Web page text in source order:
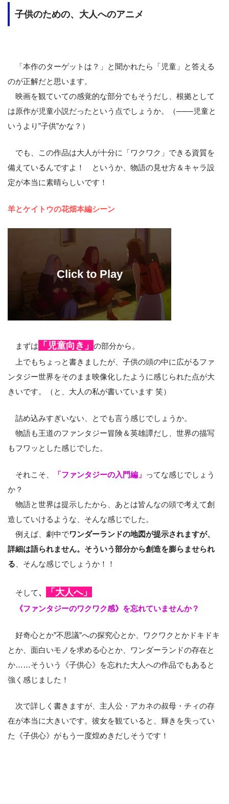
子供のための、大人へのアニメ
「本作のターゲットは？」と聞かれたら「児童」と答える
のが正解だと思います。
映画を観ていての感覚的な部分でもそうだし、根拠として
は原作が児童小説だったという点でしょうか。（───児童と
いうより”子供”かな？）
でも、この作品は大人が十分に「ワクワク」できる資質を
備えているんですよ！ というか、物語の見せ方＆キャラ設
定が本当に素晴らしいです！
羊とケイトウの花畑本編シーン
まずは 「児童向き」 の部分から。
上でもちょっと書きましたが、子供の頭の中に広がるファ
ンタジー世界をそのまま映像化したように感じられた点が大
きいです。（と、大人の私が書いています 笑）
詰め込みすぎいない、とでも言う感じでしょうか。
物語も王道のファンタジー冒険＆英雄譚だし、世界の描写
もフワッとした感じでした。
それこそ、 「ファンタジーの入門編」 ってな感じでしょう
か？
物語と世界は提示したから、あとは皆んなの頭で考えて創
造していけるような、そんな感じでした。
例えば、劇中でワンダーランドの地図が提示されますが、
詳細は語られません。そういう部分から創造を膨らませられ
る 、そんな感じでしょうか！！
そして、 「大人へ」
《ファンタジーのワクワク感》を忘れていませんか？
好奇心とか”不思議”への探究心とか、ワクワクとかドキドキ
とか、面白いモノを求める心とか、ワンダーランドの存在と
か……そういう《子供心》を忘れた大人への作品でもあると
強く感じました！
次で詳しく書きますが、主人公・アカネの叔母・チィの存
在が本当に大きいです。彼女を観ていると、輝きを失ってい
た《子供心》がもう一度煌めきだしそうです！